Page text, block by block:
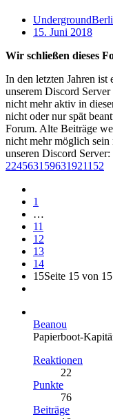
15. Juni 2018
Wir schließen dieses
In den letzten Jahren
unserem Discord
nicht mehr aktiv in
nicht oder nur spät
Forum. Alte Beiträge
nicht mehr möglich
unseren Discord Server:
224563159631921152
1
…
11
12
13
14
15Seite 15 von 15
Beanou
Papierboot-
Reaktionen
22
Punkte
76
Beiträge